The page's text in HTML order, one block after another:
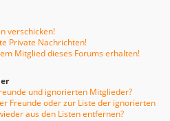
verschicken!
Private Nachrichten!
Mitglied dieses Forums erhalten!
und ignorierten Mitglieder?
Freunde oder zur Liste der ignorierten
aus den Listen entfernen?